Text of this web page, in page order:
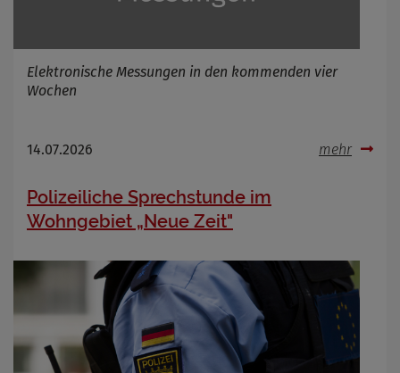
Elektronische Messungen in den kommenden vier
Wochen
14.07.2026 mehr
Polizeiliche Sprechstunde im
Wohngebiet „Neue Zeit"